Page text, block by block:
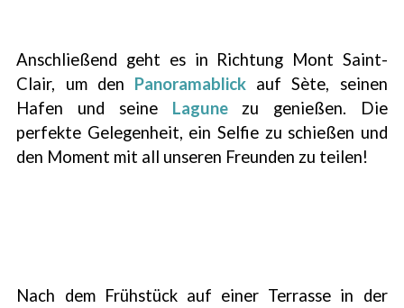
Anschließend geht es in Richtung Mont Saint-
Clair, um den Panoramablick auf Sète, seinen
Hafen und seine Lagunezu genießen. Die
perfekte Gelegenheit, ein Selfie zu schießen und
den Moment mit all unseren Freunden zu teilen!
Nach dem Frühstück auf einer Terrasse in der